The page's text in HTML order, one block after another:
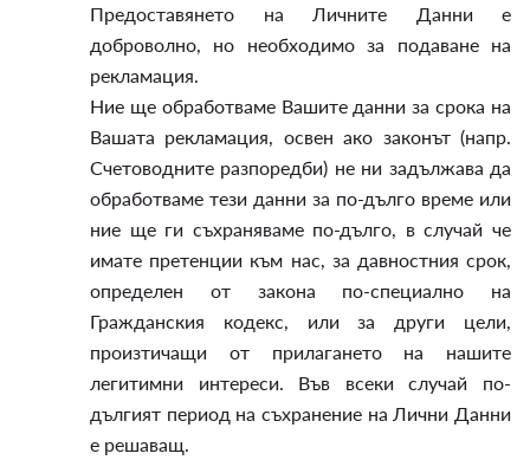
Предоставянето на Личните Данни е
доброволно, но необходимо за подаване на
рекламация.
Ние ще обработваме Вашите данни за срока на
Вашата рекламация, освен ако законът (напр.
Счетоводните разпоредби) не ни задължава да
обработваме тези данни за по-дълго време или
ние ще ги съхраняваме по-дълго, в случай че
имате претенции към нас, за давностния срок,
определен от закона по-специално на
Гражданския кодекс, или за други цели,
произтичащи от прилагането на нашите
легитимни интереси. Във всеки случай по-
дългият период на съхранение на Лични Данни
е решаващ.